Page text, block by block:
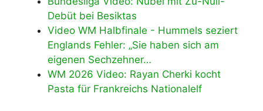
Debüt bei Besiktas
Video WM Halbfinale - Hummels seziert
Englands Fehler: „Sie haben sich am
eigenen Sechzehner…
WM 2026 Video: Rayan Cherki kocht
Pasta für Frankreichs Nationalelf